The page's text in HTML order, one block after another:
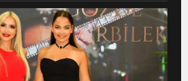
KEZ HARBİYE’DE OLACAK!